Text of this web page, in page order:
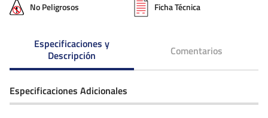
No Peligrosos Ficha Técnica
Especificaciones y
Descripción
Comentarios
Especificaciones Adicionales